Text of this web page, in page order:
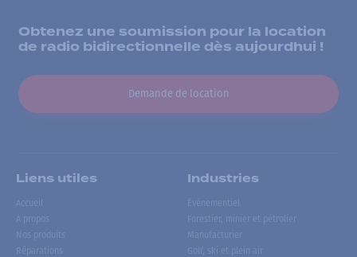
Obtenez une soumission pour la location
de radio bidirectionnelle dès aujourdhui !
Demande de location
Liens utiles
Accueil
À propos
Nos produits
Réparations
Industries
Événementiel
Forestier, minier et pétrolier
Manufacturier
Golf, ski et plein air